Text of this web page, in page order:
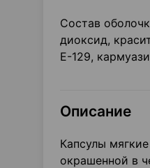
Состав
диоксид,
Е-129,
Описание
Капсулы
окрашенной в